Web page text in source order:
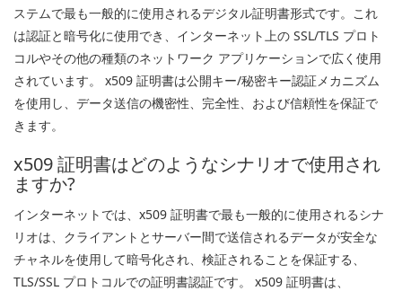
ステムで最も一般的に使用されるデジタル証明書形式です。これ
は認証と暗号化に使用でき、インターネット上の SSL/TLS プロト
コルやその他の種類のネットワーク アプリケーションで広く使用
されています。 x509 証明書は公開キー/秘密キー認証メカニズム
を使用し、データ送信の機密性、完全性、および信頼性を保証で
きます。
x509 証明書はどのようなシナリオで使用され
ますか?
インターネットでは、x509 証明書で最も一般的に使用されるシナ
リオは、クライアントとサーバー間で送信されるデータが安全な
チャネルを使用して暗号化され、検証されることを保証する、
TLS/SSL プロトコルでの証明書認証です。 x509 証明書は、